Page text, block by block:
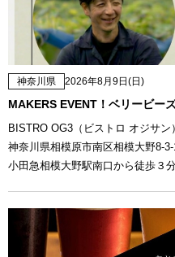
神奈川県 2026年8月9日(日)
MAKERS EVENT！ベリービー
BISTRO OG3（ビストロ オジサン）
神奈川県相模原市南区相模大野8-3-
小田急相模大野駅南口から徒歩３